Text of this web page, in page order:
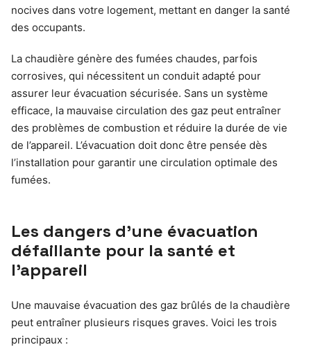
nocives dans votre logement, mettant en danger la santé
des occupants.
La chaudière génère des fumées chaudes, parfois
corrosives, qui nécessitent un conduit adapté pour
assurer leur évacuation sécurisée. Sans un système
efficace, la mauvaise circulation des gaz peut entraîner
des problèmes de combustion et réduire la durée de vie
de l’appareil. L’évacuation doit donc être pensée dès
l’installation pour garantir une circulation optimale des
fumées.
Les dangers d’une évacuation
défaillante pour la santé et
l’appareil
Une mauvaise évacuation des gaz brûlés de la chaudière
peut entraîner plusieurs risques graves. Voici les trois
principaux :